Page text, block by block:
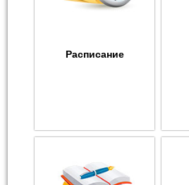
Расписание